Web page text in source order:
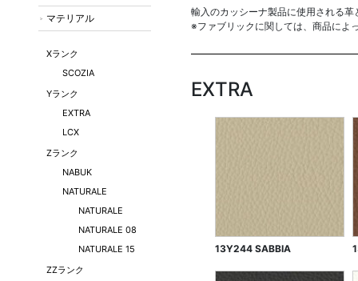
輸入のカッシーナ製品に使用される
※ファブリックに関しては、商品によ
EXTRA
13Y244 SABBIA
マテリアル
Xランク
SCOZIA
Yランク
EXTRA
LCX
Zランク
NABUK
NATURALE
NATURALE
NATURALE 08
NATURALE 15
ZZランク